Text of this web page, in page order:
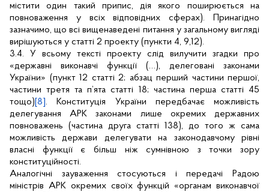
містити один такий припис, дія якого поширюється на
повноваження у всіх відповідних сферах). Принагідно
зазначимо, що всі вищенаведені питання у загальному вигляді
вирішуються у статті 2 проекту (пункти 4, 9,12).
3.4. У всьому тексті проекту слід вилучити згадки про
«державні виконавчі функції (…), делеговані законами
України» (пункт 12 статті 2; абзац перший частини першої,
частини третя та п’ята статті 18; частина перша статті 45
тощо) [8] . Конституція України передбачає можливість
делегування АРК законами лише окремих державних
повноважень (частина друга статті 138), до того ж сама
можливість держави делегувати на законодавчому рівні
власні функції є більш ніж сумнівною з точки зору
конституційності.
Аналогічні зауваження стосуються і передачі Радою
міністрів АРК окремих своїх функцій «органам виконавчої